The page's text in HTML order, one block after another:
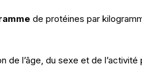
de protéines par
l’âge, du sexe et de l’activité